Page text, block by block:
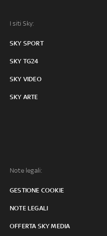
I siti Sky:
SKY SPORT
SKY TG24
SKY VIDEO
SKY ARTE
Note legali:
GESTIONE COOKIE
NOTE LEGALI
OFFERTA SKY MEDIA